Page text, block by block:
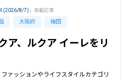
大阪府 梅田
(2026/8/7) 」掲載記事
、ルクア イーレをリ
ァッションやライフスタイルカテゴリ